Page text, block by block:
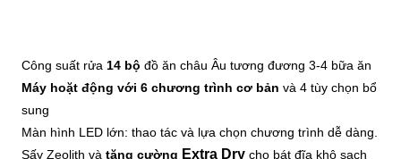
Công suất rửa 14 bộ đồ ăn châu Âu tương đương 3-4 bữa ăn
Máy hoặt động với 6 chương trình cơ bản và 4 tùy chọn bổ
sung
Màn hình LED lớn: thao tác và lựa chọn chương trình dễ dàng.
Sấy Zeolith và tăng cường Extra Dry cho bát đĩa khô sạch